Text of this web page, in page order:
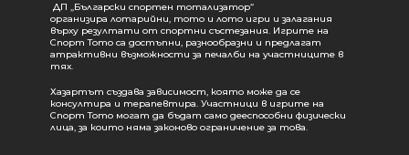
ДП „Български спортен тотализатор“
организира лотарийни, тото и лото игри и залагания
върху резултати от спортни състезания. Игрите на
Спорт Тото са достъпни, разнообразни и предлагат
атрактивни възможности за печалби на участниците в
тях.
Хазартът създава зависимост, която може да се
консултира и терапевтира. Участници в игрите на
Спорт Тото могат да бъдат само дееспособни физически
лица, за които няма законово ограничение за това.